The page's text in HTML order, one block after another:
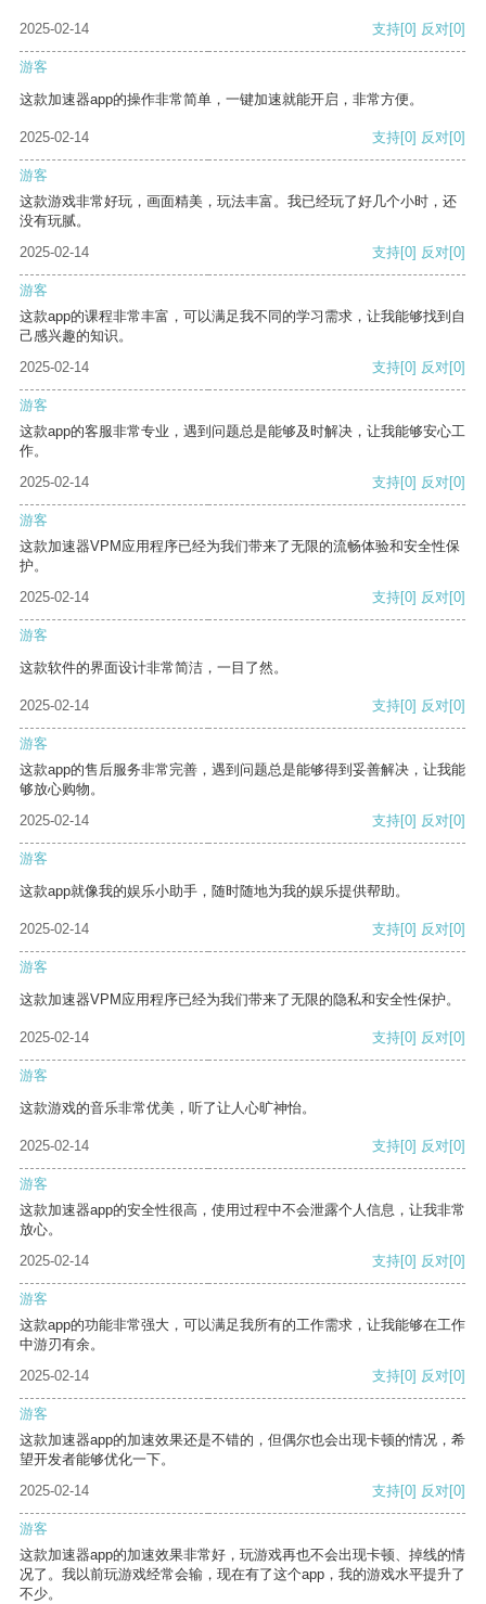
2025-02-14 支持[0] 反对[0]
游客
这款加速器app的操作非常简单，一键加速就能开启，非常方便。
2025-02-14 支持[0] 反对[0]
游客
这款游戏非常好玩，画面精美，玩法丰富。我已经玩了好几个小时，还
没有玩腻。
2025-02-14
支持[0] 反对[0]
游客
这款app的课程非常丰富，可以满足我不同的学习需求，让我能够找到自
己感兴趣的知识。
2025-02-14
支持[0] 反对[0]
游客
这款app的客服非常专业，遇到问题总是能够及时解决，让我能够安心工
作。
2025-02-14
支持[0] 反对[0]
游客
这款加速器VPM应用程序已经为我们带来了无限的流畅体验和安全性保
护。
2025-02-14
支持[0] 反对[0]
游客
这款软件的界面设计非常简洁，一目了然。
2025-02-14 支持[0] 反对[0]
游客
这款app的售后服务非常完善，遇到问题总是能够得到妥善解决，让我能
够放心购物。
2025-02-14
支持[0] 反对[0]
游客
这款app就像我的娱乐小助手，随时随地为我的娱乐提供帮助。
2025-02-14 支持[0] 反对[0]
游客
这款加速器VPM应用程序已经为我们带来了无限的隐私和安全性保护。
2025-02-14 支持[0] 反对[0]
游客
这款游戏的音乐非常优美，听了让人心旷神怡。
2025-02-14 支持[0] 反对[0]
游客
这款加速器app的安全性很高，使用过程中不会泄露个人信息，让我非常
放心。
2025-02-14
支持[0] 反对[0]
游客
这款app的功能非常强大，可以满足我所有的工作需求，让我能够在工作
中游刃有余。
2025-02-14
支持[0] 反对[0]
游客
这款加速器app的加速效果还是不错的，但偶尔也会出现卡顿的情况，希
望开发者能够优化一下。
2025-02-14
支持[0] 反对[0]
游客
这款加速器app的加速效果非常好，玩游戏再也不会出现卡顿、掉线的情
况了。我以前玩游戏经常会输，现在有了这个app，我的游戏水平提升了
不少。